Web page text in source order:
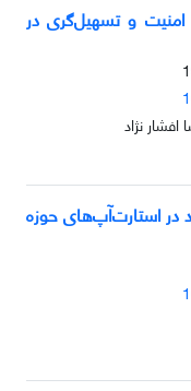
امنیت و تسهیل‌گری در
نژاد
در استارت‌آپ‌های حوزه